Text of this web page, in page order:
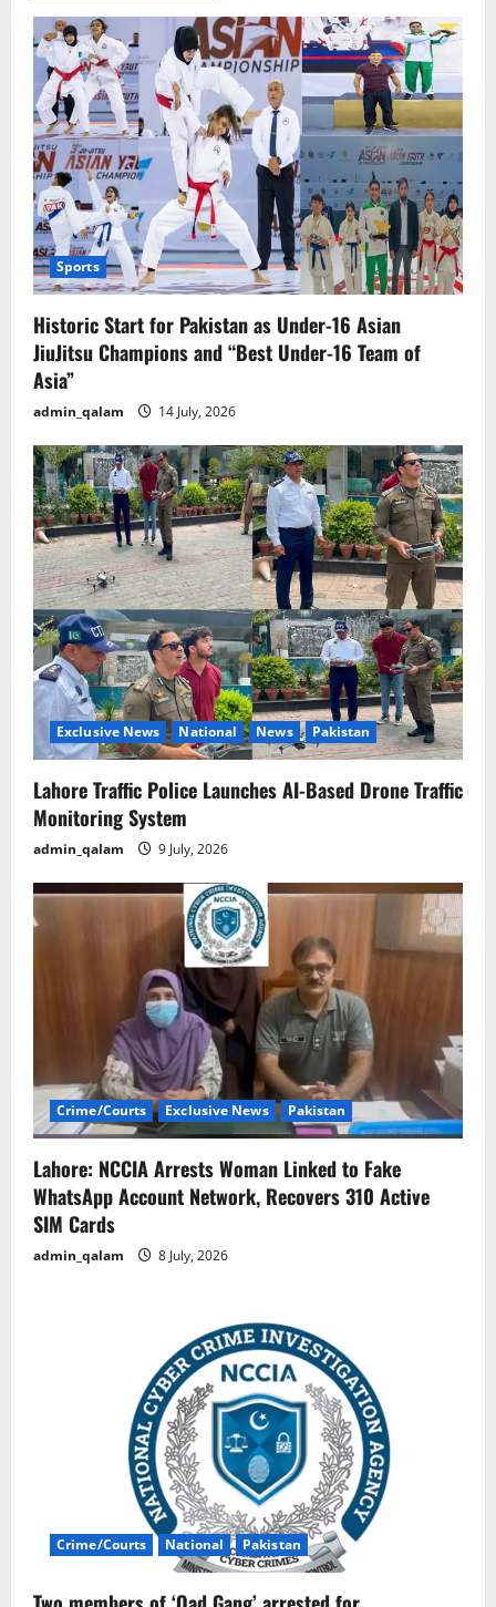
Sports
Historic Start for Pakistan as Under-16 Asian
JiuJitsu Champions and “Best Under-16 Team of
Asia”
admin_qalam 14 July, 2026
Exclusive News National News Pakistan
Lahore Traffic Police Launches AI-Based Drone Traffic
Monitoring System
admin_qalam 9 July, 2026
Crime/Courts Exclusive News Pakistan
Lahore: NCCIA Arrests Woman Linked to Fake
WhatsApp Account Network, Recovers 310 Active
SIM Cards
admin_qalam 8 July, 2026
Crime/Courts National Pakistan